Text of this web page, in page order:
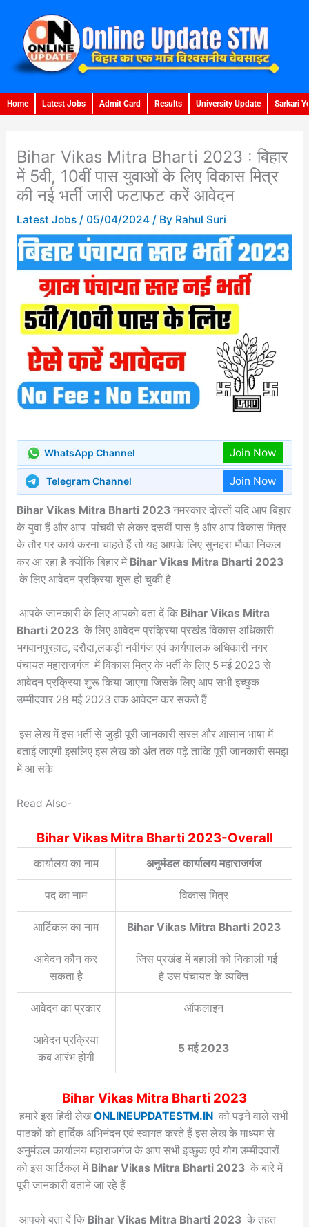
content
Home Latest Jobs Admit Card Results University Update Sarkari
Bihar Vikas Mitra Bharti 2023 : बिहार
में 5वी, 10वीं पास युवाओं के लिए विकास मित्र
की नई भर्ती जारी फटाफट करें आवेदन
Latest Jobs/ 05/04/2024 / By Rahul Suri
WhatsApp Channel Join Now
Telegram Channel Join Now
Bihar Vikas Mitra Bharti 2023 नमस्कार दोस्तों यदि आप बिहार
के युवा हैं और आप पांचवी से लेकर दसवीं पास है और आप विकास मित्र
के तौर पर कार्य करना चाहते हैं तो यह आपके लिए सुनहरा मौका निकल
कर आ रहा है क्योंकि बिहार में Bihar Vikas Mitra Bharti 2023
के लिए आवेदन प्रक्रिया शुरू हो चुकी है
आपके जानकारी के लिए आपको बता दें कि Bihar Vikas Mitra
Bharti 2023 के लिए आवेदन प्रक्रिया प्रखंड विकास अधिकारी
भगवानपुरहाट, दरौदा,लकड़ी नवीगंज एवं कार्यपालक अधिकारी नगर
पंचायत महाराजगंज में विकास मित्र के भर्ती के लिए 5 मई 2023 से
आवेदन प्रक्रिया शुरू किया जाएगा जिसके लिए आप सभी इच्छुक
उम्मीदवार 28 मई 2023 तक आवेदन कर सकते हैं
इस लेख में इस भर्ती से जुड़ी पूरी जानकारी सरल और आसान भाषा में
बताई जाएगी इसलिए इस लेख को अंत तक पढ़े ताकि पूरी जानकारी समझ
में आ सके
Read Also-
Bihar Vikas Mitra Bharti 2023-Overall
कार्यालय का नाम अनुमंडल कार्यालय महाराजगंज
पद का नाम विकास मित्र
आर्टिकल का नाम Bihar Vikas Mitra Bharti 2023
आवेदन कौन कर
सकता है
जिस प्रखंड में बहाली को निकाली गई
है उस पंचायत के व्यक्ति
आवेदन का प्रकार ऑफलाइन
आवेदन प्रक्रिया
कब आरंभ होगी
5 मई 2023
Bihar Vikas Mitra Bharti 2023
हमारे इस हिंदी लेखONLINEUPDATESTM.INको पढ़ने वाले सभी
पाठकों को हार्दिक अभिनंदन एवं स्वागत करते हैं इस लेख के माध्यम से
अनुमंडल कार्यालय महाराजगंज के आप सभी इच्छुक एवं योग उम्मीदवारों
को इस आर्टिकल में Bihar Vikas Mitra Bharti 2023 के बारे में
पूरी जानकारी बताने जा रहे हैं
आपको बता दें कि Bihar Vikas Mitra Bharti 2023 के तहत